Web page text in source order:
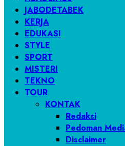
JABODETABEK
KERJA
EDUKASI
STYLE
SPORT
MISTERI
TEKNO
TOUR
KONTAK
Redaksi
Pedoman
Disclaimer